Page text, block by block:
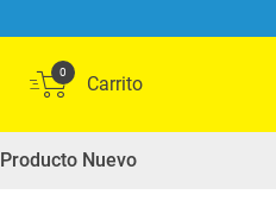
0
Producto Nuevo